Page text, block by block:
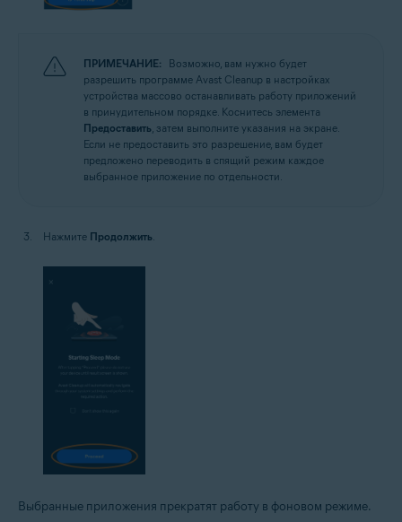
ПРИМЕЧАНИЕ:
Возможно, вам нужно будет
разрешить программе Avast Cleanup в настройках
устройства массово останавливать работу приложений
в принудительном порядке. Коснитесь элемента
Предоставить , затем выполните указания на экране.
Если не предоставить это разрешение, вам будет
предложено переводить в спящий режим каждое
выбранное приложение по отдельности.
Нажмите Продолжить
Выбранные приложения прекратят работу в фоновом режиме.